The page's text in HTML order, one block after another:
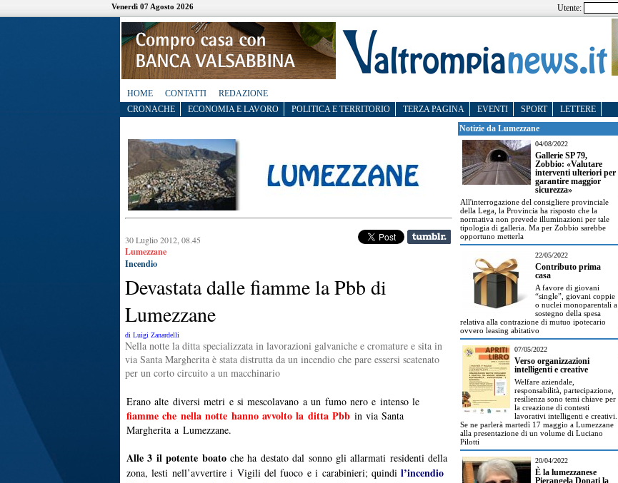
Venerdì 07 Agosto 2026 Utente:
HOME CONTATTI
REDAZIONE
CRONACHE
ECONOMIA E LAVORO POLITICA E TERRITORIO TERZA PAGINA EVENTI SPORT LETTERE
30 Luglio 2012, 08.45
Lumezzane
Incendio
Devastata dalle fiamme la Pbb di
Lumezzane
di Luigi Zanardelli
Nella notte la ditta specializzata in lavorazioni galvaniche e cromature e sita in
via Santa Margherita è stata distrutta da un incendio che pare essersi scatenato
per un corto circuito a un macchinario
Erano alte diversi metri e si mescolavano a un fumo nero e intenso le
fiamme che nella notte hanno avvolto la ditta Pbb in via Santa
Margherita a Lumezzane.
Alle 3 il potente boatoche ha destato dal sonno gli allarmati residenti della
zona, lesti nell’avvertire i Vigili del fuoco e i carabinieri; quindil’incendio
Notizie da Lumezzane
04/08/2022
Gallerie SP 79,
Zobbio: «Valutare
interventi ulteriori per
garantire maggior
sicurezza»
All'interrogazione del consigliere provinciale
della Lega, la Provincia ha risposto che la
normativa non prevede illuminazioni per tale
tipologia di galleria. Ma per Zobbio sarebbe
opportuno metterla
22/05/2022
Contributo prima
casa
A favore di giovani
“single”, giovani coppie
o nuclei monoparentali a
sostegno della spesa
relativa alla contrazione di mutuo ipotecario
ovvero leasing abitativo
07/05/2022
Verso organizzazioni
intelligenti e creative
Welfare aziendale,
responsabilità, partecipazione,
resilienza sono temi chiave per
la creazione di contesti
lavorativi intelligenti e creativi.
Se ne parlerà martedì 17 maggio a Lumezzane
alla presentazione di un volume di Luciano
Pilotti
20/04/2022
È la lumezzanese
Pierangela Donati la